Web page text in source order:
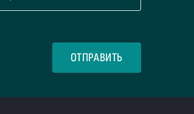
ОТПРАВИТЬ